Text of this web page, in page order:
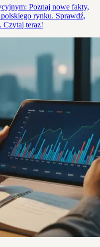
Poznaj nowe fakty,
rynku. Sprawdź,
Czytaj teraz!